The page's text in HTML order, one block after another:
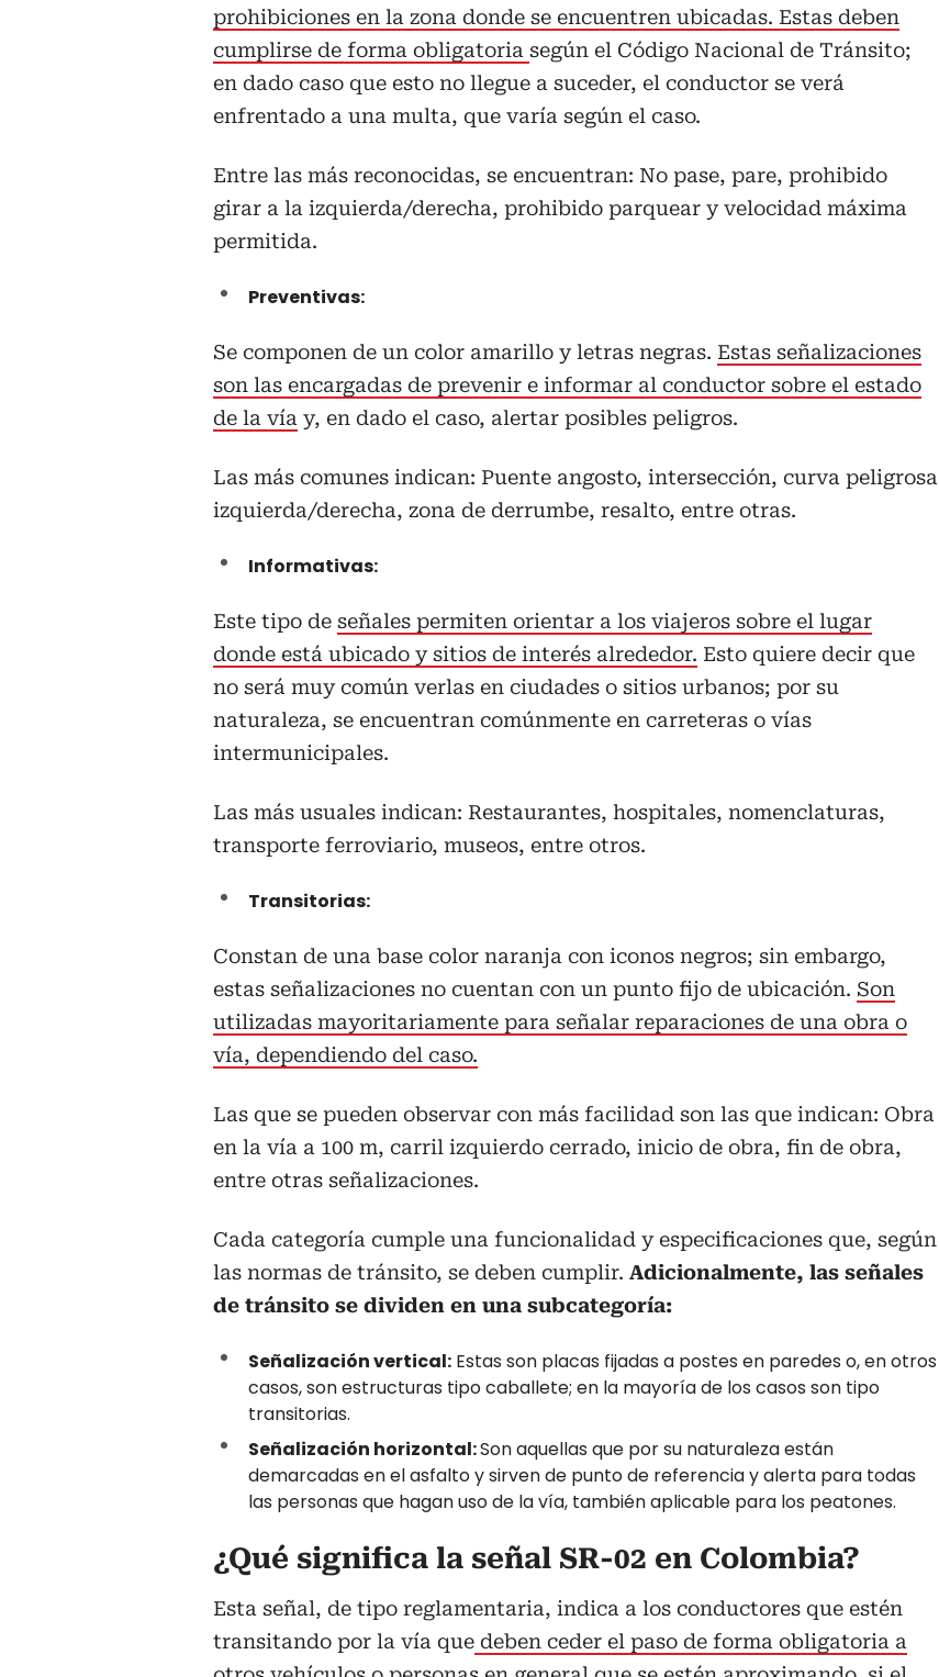
prohibiciones en la zona donde se encuentren ubicadas. Estas deben
cumplirse de forma obligatoria según el Código Nacional de Tránsito;
en dado caso que esto no llegue a suceder, el conductor se verá
enfrentado a una multa, que varía según el caso.
Entre las más reconocidas, se encuentran: No pase, pare, prohibido
girar a la izquierda/derecha, prohibido parquear y velocidad máxima
permitida.
Preventivas:
Se componen de un color amarillo y letras negras. Estas señalizaciones
son las encargadas de prevenir e informar al conductor sobre el estado
de la vía y, en dado el caso, alertar posibles peligros.
Las más comunes indican: Puente angosto, intersección, curva peligrosa
izquierda/derecha, zona de derrumbe, resalto, entre otras.
Informativas:
Este tipo de señales permiten orientar a los viajeros sobre el lugar
donde está ubicado y sitios de interés alrededor. Esto quiere decir que
no será muy común verlas en ciudades o sitios urbanos; por su
naturaleza, se encuentran comúnmente en carreteras o vías
intermunicipales.
Las más usuales indican: Restaurantes, hospitales, nomenclaturas,
transporte ferroviario, museos, entre otros.
Transitorias:
Constan de una base color naranja con iconos negros; sin embargo,
estas señalizaciones no cuentan con un punto fijo de ubicación. Son
utilizadas mayoritariamente para señalar reparaciones de una obra o
vía, dependiendo del caso.
Las que se pueden observar con más facilidad son las que indican: Obra
en la vía a 100 m, carril izquierdo cerrado, inicio de obra, fin de obra,
entre otras señalizaciones.
Cada categoría cumple una funcionalidad y especificaciones que, según
las normas de tránsito, se deben cumplir. Adicionalmente, las señales
de tránsito se dividen en una subcategoría:
Señalización vertical: Estas son placas fijadas a postes en paredes o, en otros
casos, son estructuras tipo caballete; en la mayoría de los casos son tipo
transitorias.
Señalización horizontal:Son aquellas que por su naturaleza están
demarcadas en el asfalto y sirven de punto de referencia y alerta para todas
las personas que hagan uso de la vía, también aplicable para los peatones.
¿Qué significa la señal SR-02 en Colombia?
Esta señal, de tipo reglamentaria, indica a los conductores que estén
transitando por la vía que deben ceder el paso de forma obligatoria a